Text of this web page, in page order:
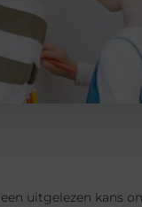
uitgelezen kans